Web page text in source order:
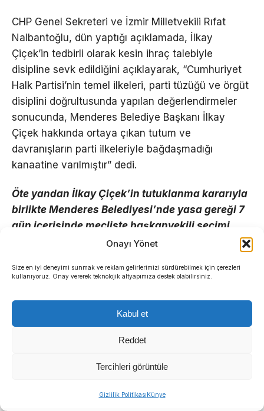
Onayı Yönet
Size en iyi deneyimi sunmak ve reklam gelirlerimizi sürdürebilmek için çerezleri
kullanıyoruz. Onay vererek teknolojik altyapımıza destek olabilirsiniz.
Kabul et
Reddet
Tercihleri görüntüle
Gizlilik PolitikasıKünye
CHP Genel Sekreteri ve İzmir Milletvekili Rıfat
Nalbantoğlu, dün yaptığı açıklamada, İlkay
Çiçek’in tedbirli olarak kesin ihraç talebiyle
disipline sevk edildiğini açıklayarak, “Cumhuriyet
Halk Partisi’nin temel ilkeleri, parti tüzüğü ve örgüt
disiplini doğrultusunda yapılan değerlendirmeler
sonucunda, Menderes Belediye Başkanı İlkay
Çiçek hakkında ortaya çıkan tutum ve
davranışların parti ilkeleriyle bağdaşmadığı
kanaatine varılmıştır” dedi.
Öte yandan İlkay Çiçek’in tutuklanma kararıyla
birlikte Menderes Belediyesi’nde yasa gereği 7
gün içerisinde mecliste başkanvekili seçimi
yapılması gerekiyor.
YENİ PARTİ’YE GEÇENLER ARİTMETİĞİ
Belediye Başkanı Çiçek ile birlikte Meclis üyeleri
Rüzgar Sönmez ve Emre Pala’nın da tutuklanması,
Seçimlerden sonra 18 sandalyeye sahip olan